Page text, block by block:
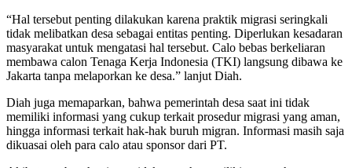
“Hal tersebut penting dilakukan karena praktik migrasi seringkali
tidak melibatkan desa sebagai entitas penting. Diperlukan kesadaran
masyarakat untuk mengatasi hal tersebut. Calo bebas berkeliaran
membawa calon Tenaga Kerja Indonesia (TKI) langsung dibawa ke
Jakarta tanpa melaporkan ke desa.” lanjut Diah.
Diah juga memaparkan, bahwa pemerintah desa saat ini tidak
memiliki informasi yang cukup terkait prosedur migrasi yang aman,
hingga informasi terkait hak-hak buruh migran. Informasi masih saja
dikuasai oleh para calo atau sponsor dari PT.